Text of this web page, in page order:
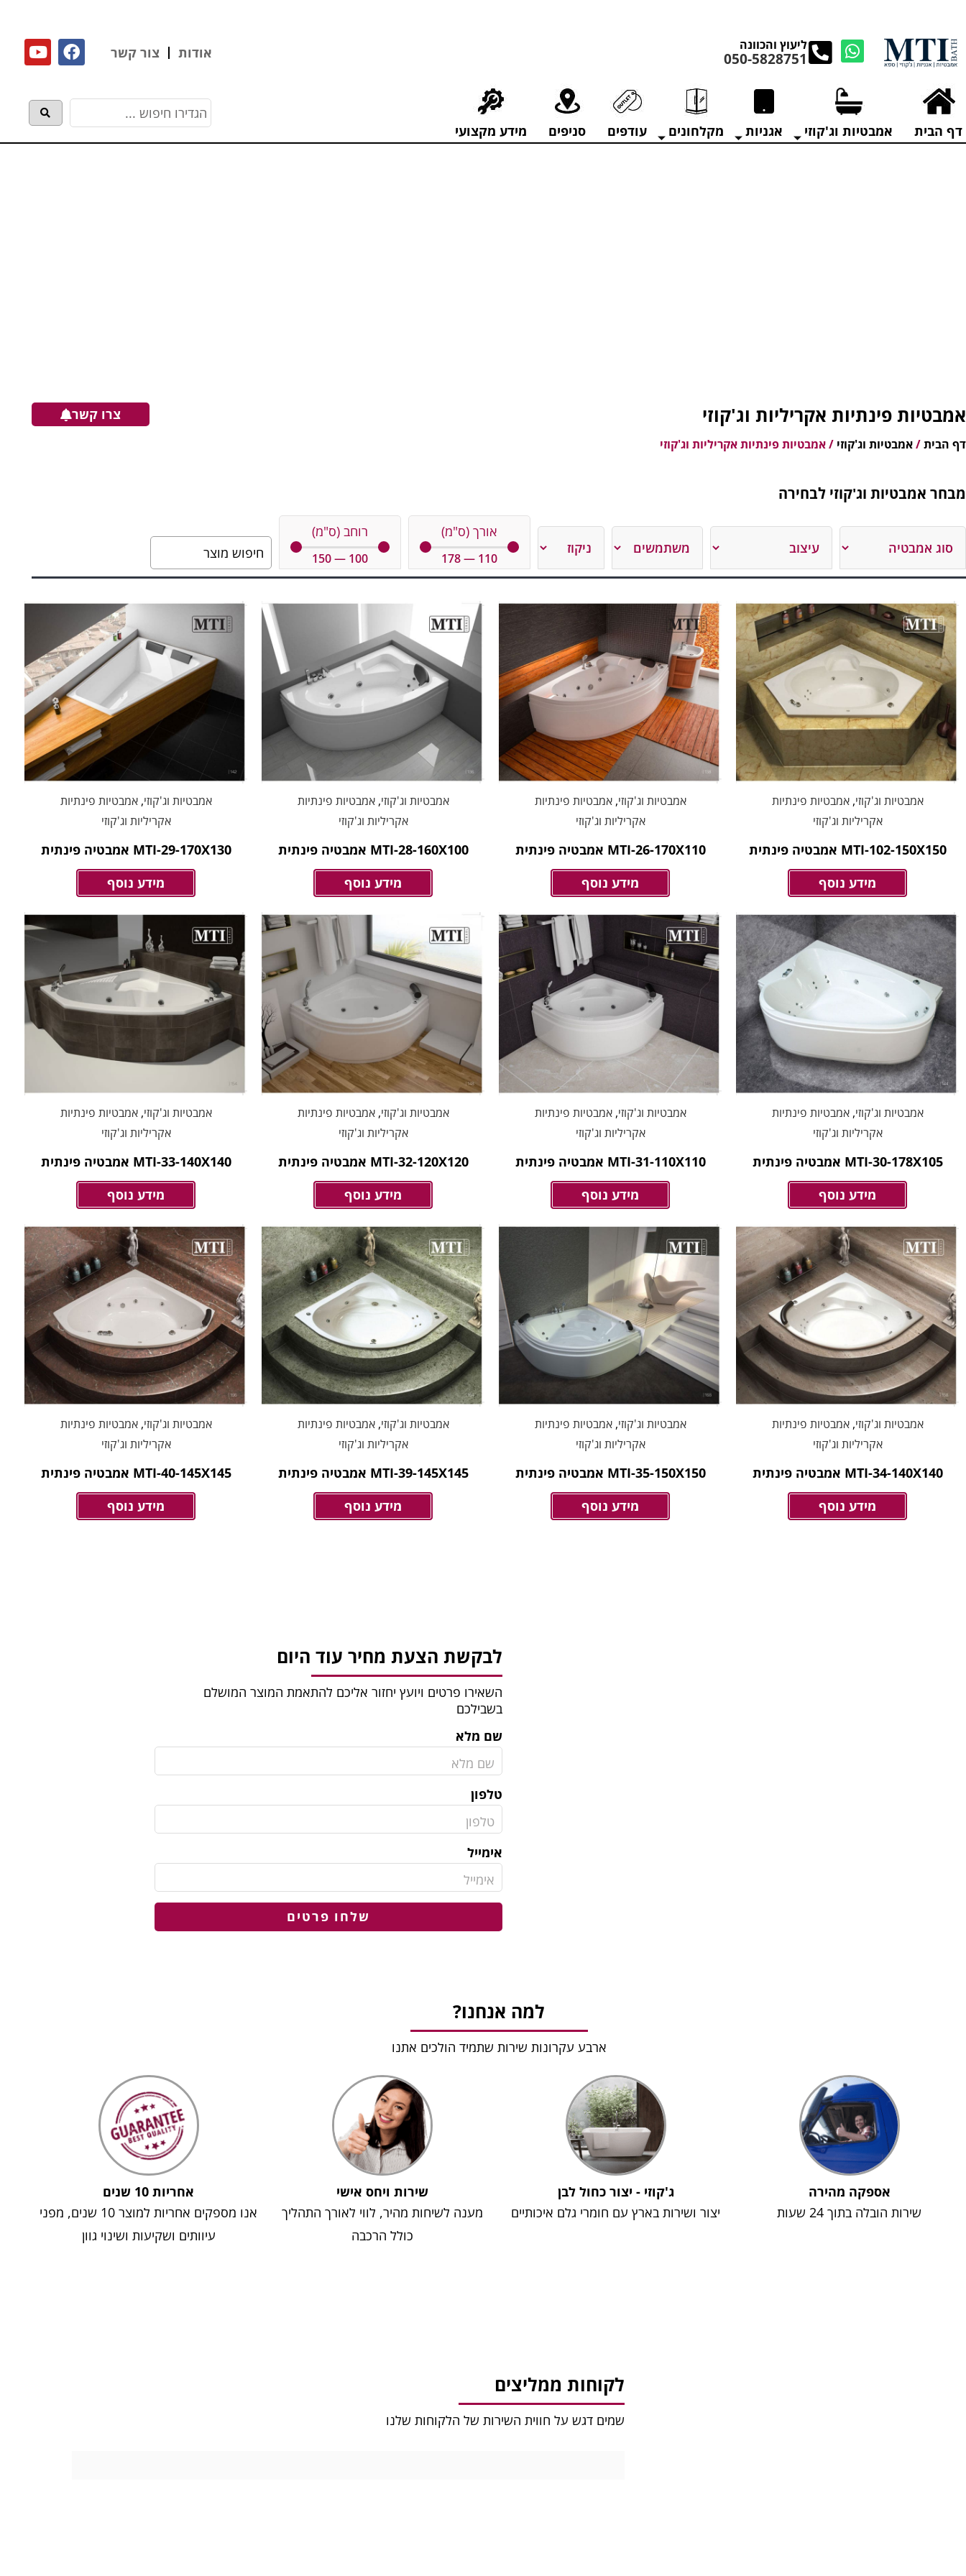
ליעוץ והכוונה
050-5828751 אודות צור קשר
דף הבית אמבטיות וג'קוזי אגניות מקלחונים עודפים סניפים מידע מקצועי
אמבטיות פינתיות אקריליות וג'קוזי צרו קשר
דף הבית/אמבטיות וג'קוזי /אמבטיות פינתיות אקריליות וג'קוזי
מבחר אמבטיות וג'קוזי לבחירה
אורך (ס"מ)
110
—
178
רוחב (ס"מ)
100
—
150
אמבטיות וג'קוזי,אמבטיות פינתיות
אקריליות וג'קוזי
MTI-102-150X150 אמבטיה פינתית
מידע נוסף
אמבטיות וג'קוזי,אמבטיות פינתיות
אקריליות וג'קוזי
MTI-26-170X110 אמבטיה פינתית
מידע נוסף
אמבטיות וג'קוזי,אמבטיות פינתיות
אקריליות וג'קוזי
MTI-28-160X100 אמבטיה פינתית
מידע נוסף
אמבטיות וג'קוזי,אמבטיות פינתיות
אקריליות וג'קוזי
MTI-29-170X130 אמבטיה פינתית
מידע נוסף
אמבטיות וג'קוזי,אמבטיות פינתיות
אקריליות וג'קוזי
MTI-30-178X105 אמבטיה פינתית
מידע נוסף
אמבטיות וג'קוזי,אמבטיות פינתיות
אקריליות וג'קוזי
MTI-31-110X110 אמבטיה פינתית
מידע נוסף
אמבטיות וג'קוזי,אמבטיות פינתיות
אקריליות וג'קוזי
MTI-32-120X120 אמבטיה פינתית
מידע נוסף
אמבטיות וג'קוזי,אמבטיות פינתיות
אקריליות וג'קוזי
MTI-33-140X140 אמבטיה פינתית
מידע נוסף
אמבטיות וג'קוזי,אמבטיות פינתיות
אקריליות וג'קוזי
MTI-34-140X140 אמבטיה פינתית
מידע נוסף
אמבטיות וג'קוזי,אמבטיות פינתיות
אקריליות וג'קוזי
MTI-35-150X150 אמבטיה פינתית
מידע נוסף
אמבטיות וג'קוזי,אמבטיות פינתיות
אקריליות וג'קוזי
MTI-39-145X145 אמבטיה פינתית
מידע נוסף
אמבטיות וג'קוזי,אמבטיות פינתיות
אקריליות וג'קוזי
MTI-40-145X145 אמבטיה פינתית
מידע נוסף
לבקשת הצעת מחיר עוד היום
השאירו פרטים ויועץ יחזור אליכם להתאמת המוצר המושלם
בשבילכם
שם מלא
טלפון
אימייל
שלחו פרטים
למה אנחנו?
ארבע עקרונות שירות שתמיד הולכים אתנו
אספקה מהירה
שירות הובלה בתוך 24 שעות
ג'קוזי - יצור כחול לבן
יצור ושירות בארץ עם חומרי גלם איכותיים
שירות ויחס אישי
מענה לשיחות מהיר, לווי לאורך התהליך
כולל הרכבה
אחריות 10 שנים
אנו מספקים אחריות למוצר 10 שנים, מפני
עיוותים ושקיעות ושינוי גוון
לקוחות ממליצים
שמים דגש על חווית השירות של הלקוחות שלנו